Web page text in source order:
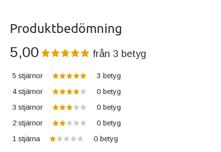
Produktbedömning
5,00 från3 betyg
5 stjärnor 3 betyg
4 stjärnor
0 betyg
3 stjärnor
0 betyg
2 stjärnor
0 betyg
1 stjärna
0 betyg